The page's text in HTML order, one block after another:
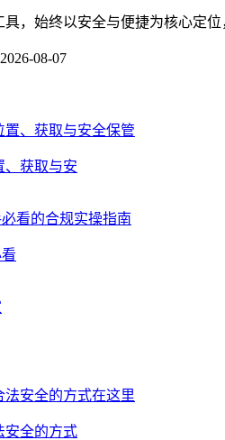
，始终以安全与便捷为核心定
2026-08-07
、获取与安
安全的方式